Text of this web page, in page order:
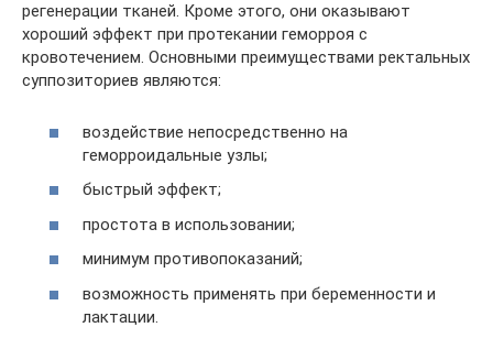
регенерации тканей. Кроме этого, они оказывают
хороший эффект при протекании геморроя с
кровотечением. Основными преимуществами ректальных
суппозиториев являются:
воздействие непосредственно на
геморроидальные узлы;
быстрый эффект;
простота в использовании;
минимум противопоказаний;
возможность применять при беременности и
лактации.